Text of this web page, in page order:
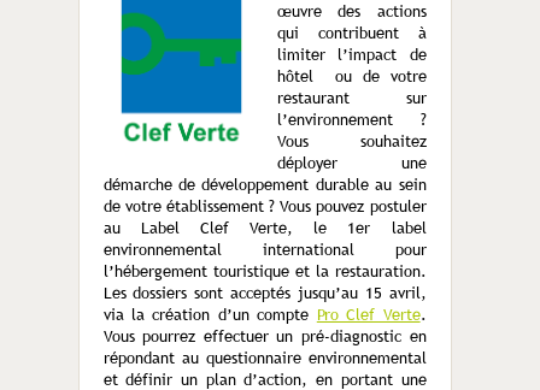
œuvre des actions
qui contribuent à
limiter l’impact de
hôtel ou de votre
restaurant sur
l’environnement ?
Vous souhaitez
déployer une
démarche de développement durable au sein
de votre établissement ? Vous pouvez postuler
au Label Clef Verte, le 1er label
environnemental international pour
l’hébergement touristique et la restauration.
Les dossiers sont acceptés jusqu’au 15 avril,
via la création d’un compte Pro Clef Verte.
Vous pourrez effectuer un pré-diagnostic en
répondant au questionnaire environnemental
et définir un plan d’action, en portant une